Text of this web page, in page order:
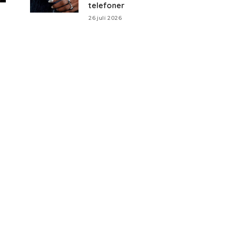
telefoner
26 juli 2026